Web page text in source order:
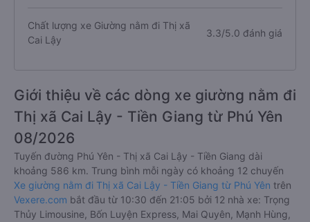
Chất lượng xe Giường nằm đi Thị xã
Cai Lậy
3.3/5.0 đánh giá
Giới thiệu về các dòng xe giường nằm đi
Thị xã Cai Lậy - Tiền Giang từ Phú Yên
08/2026
Tuyến đường Phú Yên - Thị xã Cai Lậy - Tiền Giang dài
khoảng 586 km. Trung bình mỗi ngày có khoảng 12 chuyến
Xe giường nằm đi Thị xã Cai Lậy - Tiền Giang từ Phú Yên trên
Vexere.com bắt đầu từ 10:30 đến 21:05 bởi 12 nhà xe: Trọng
Thủy Limousine, Bốn Luyện Express, Mai Quyên, Mạnh Hùng,